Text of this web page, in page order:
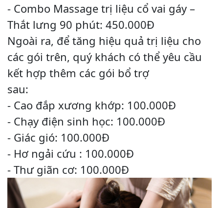
- Combo Massage trị liệu cổ vai gáy –
Thắt lưng 90 phút: 450.000Đ
Ngoài ra, để tăng hiệu quả trị liệu cho
các gói trên, quý khách có thể yêu cầu
kết hợp thêm các gói bổ trợ
sau:
- Cao đắp xương khớp: 100.000Đ
- Chạy điện sinh học: 100.000Đ
- Giác gió: 100.000Đ
- Hơ ngải cứu : 100.000Đ
- Thư giãn cơ: 100.000Đ